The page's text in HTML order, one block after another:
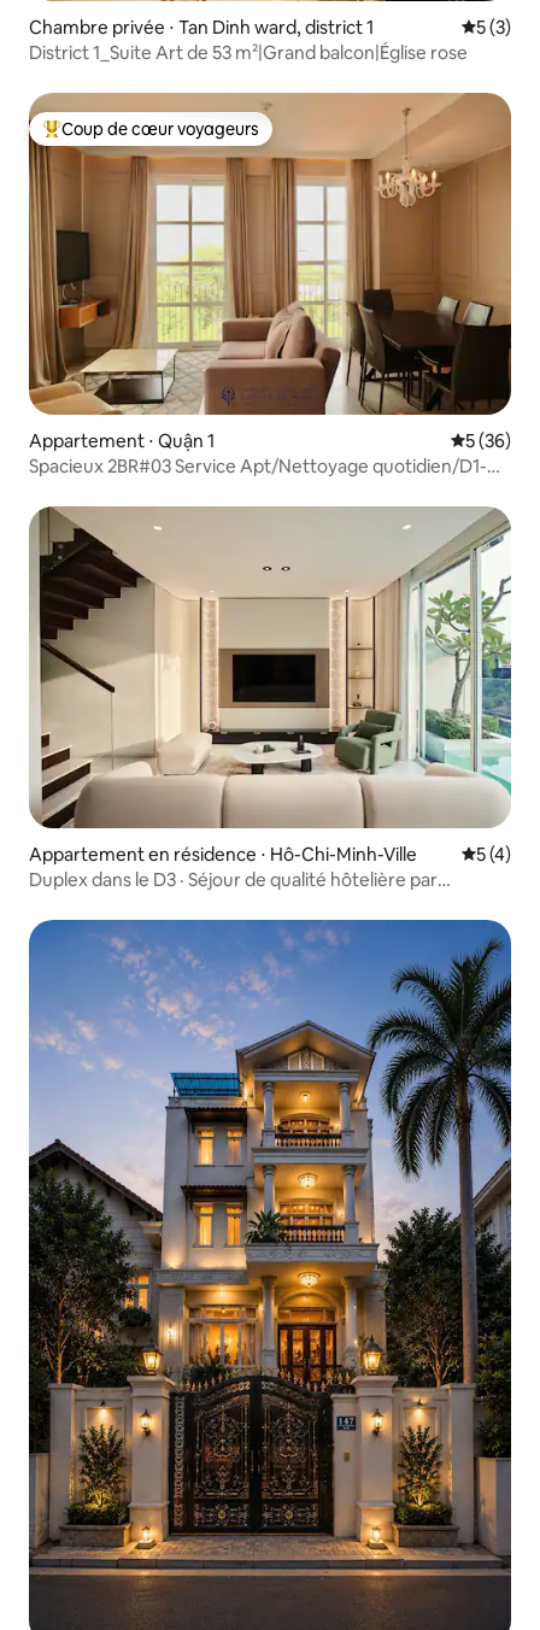
Chambre privée ⋅ Tan Dinh ward, district 1
5 (3)
District 1_Suite Art de 53 m²|Grand balcon|Église rose
Coups de cœur voyageurs les plus appréciés
Coup de cœur voyageurs
Appartement ⋅ Quận 1
5 (36)
Spacieux 2BR#03 Service Apt/Nettoyage quotidien/D1-
Appartement en résidence ⋅ Hô-Chi-Minh-Ville
5 (4)
Duplex dans le D3 · Séjour de qualité hôtelière par